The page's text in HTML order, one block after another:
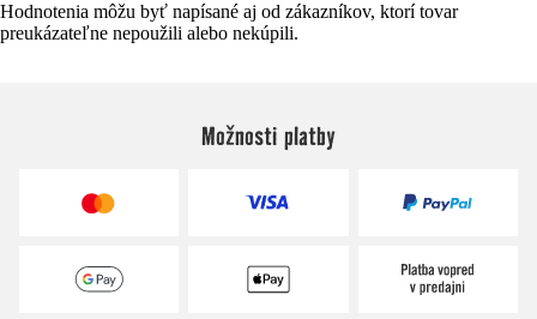
Hodnotenia môžu byť napísané aj od zákazníkov, ktorí tovar
preukázateľne nepoužili alebo nekúpili.
Možnosti platby